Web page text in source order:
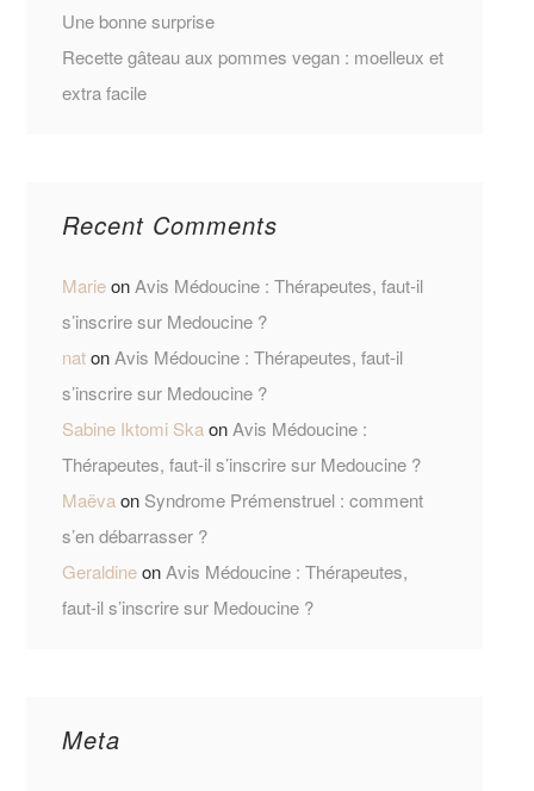
Une bonne surprise
Recette gâteau aux pommes vegan : moelleux et
extra facile
Recent Comments
MarieonAvis Médoucine : Thérapeutes, faut-il
s’inscrire sur Medoucine ?
natonAvis Médoucine : Thérapeutes, faut-il
s’inscrire sur Medoucine ?
Sabine Iktomi SkaonAvis Médoucine :
Thérapeutes, faut-il s’inscrire sur Medoucine ?
Maëvaon Syndrome Prémenstruel : comment
s’en débarrasser ?
GeraldineonAvis Médoucine : Thérapeutes,
faut-il s’inscrire sur Medoucine ?
Meta